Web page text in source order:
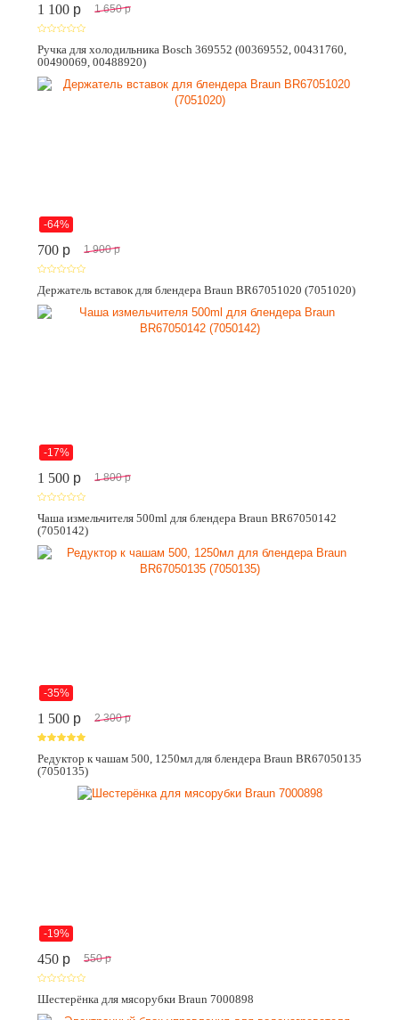
1 100 p 1 650 p
Ручка для холодильника Bosch 369552 (00369552, 00431760,
00490069, 00488920)
-64%
700 p 1 900 p
Держатель вставок для блендера Braun BR67051020 (7051020)
-17%
1 500 p 1 800 p
Чаша измельчителя 500ml для блендера Braun BR67050142
(7050142)
-35%
1 500 p 2 300 p
Редуктор к чашам 500, 1250мл для блендера Braun BR67050135
(7050135)
-19%
450 p 550 p
Шестерёнка для мясорубки Braun 7000898